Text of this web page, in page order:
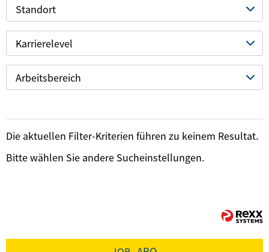
Standort
Karrierelevel
Arbeitsbereich
Die aktuellen Filter-Kriterien führen zu keinem Resultat.
Bitte wählen Sie andere Sucheinstellungen.